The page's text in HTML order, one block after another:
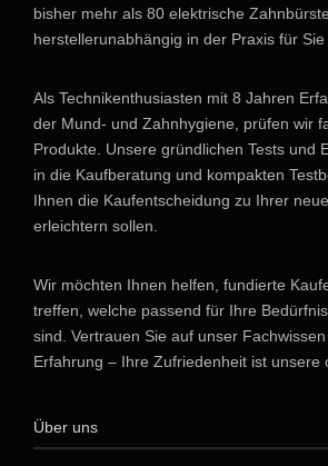
bisher mehr als 80 elektrische
herstellerunabhängig in der Praxis für
Als Technikenthusiasten mit 8 Jahren
der Mund- und Zahnhygiene, prüfen wir
Produkte. Unsere gründlichen Tests und
in die Kaufberatung und kompakten
Ihnen die Kaufentscheidung zu Ihrer
erleichtern sollen.
Wir möchten Ihnen helfen, fundierte
treffen, welche passend für Ihre
sind. Vertrauen Sie auf unser
Erfahrung – Ihre Zufriedenheit ist unsere
Über uns